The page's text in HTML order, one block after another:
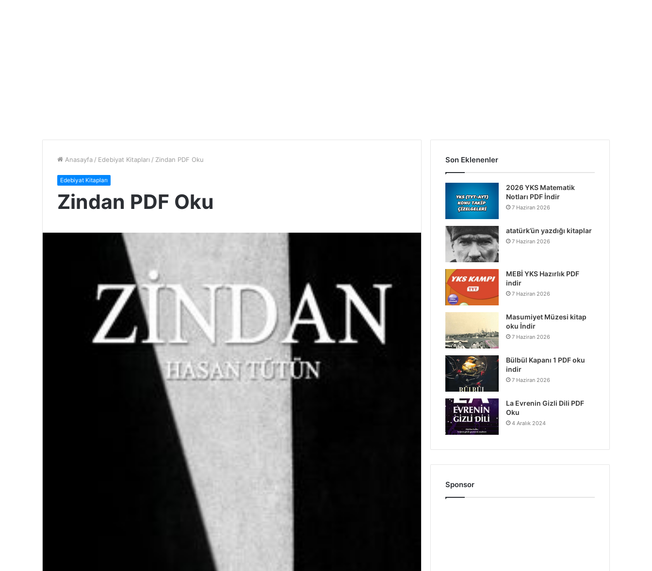
Anasayfa / Edebiyat Kitapları / Zindan PDF Oku
Edebiyat Kitapları
Zindan PDF Oku
Son Eklenenler
2026 YKS Matematik
Notları PDF İndir
7 Haziran 2026
atatürk’ün yazdığı kitaplar
7 Haziran 2026
MEBİ YKS Hazırlık PDF
indir
7 Haziran 2026
Masumiyet Müzesi kitap
oku İndir
7 Haziran 2026
Bülbül Kapanı 1 PDF oku
indir
7 Haziran 2026
La Evrenin Gizli Dili PDF
Oku
4 Aralık 2024
Sponsor